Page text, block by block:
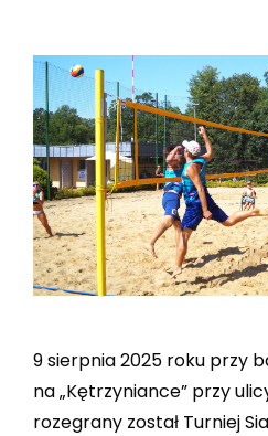
9 sierpnia 2025 roku przy
na „Kętrzyniance” przy
rozegrany został Turniej